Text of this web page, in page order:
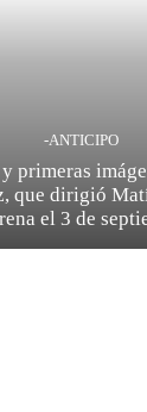
-ANTICIPO
primeras
que dirigió
el 3 de